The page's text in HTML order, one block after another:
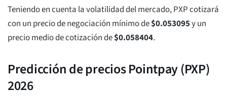
Teniendo en cuenta la volatilidad del mercado, PXP cotizará
con un precio de negociación mínimo de$0.053095y un
precio medio de cotización de$0.058404.
Predicción de precios Pointpay (PXP)
2026